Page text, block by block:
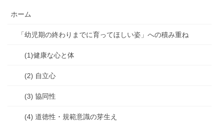
ホーム
「幼児期の終わりまでに育ってほしい姿」への積み重ね
(1)健康な心と体
(2) 自立心
(3) 協同性
(4) 道徳性・規範意識の芽生え